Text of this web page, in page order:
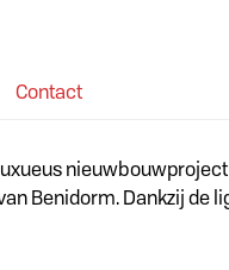
Contact
Benidorm. Dankzij